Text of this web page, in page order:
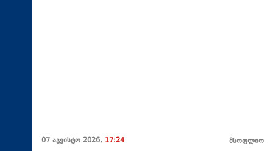
07 აგვისტო 2026, 17:24 მსოფლიო